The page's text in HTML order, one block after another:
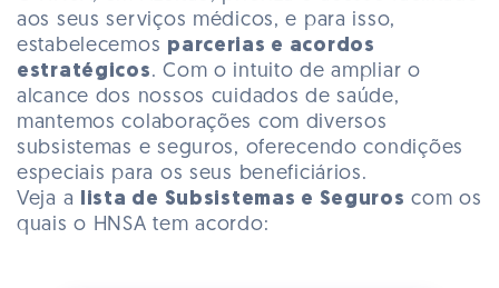
aos seus serviços médicos, e para isso,
estabelecemos parcerias e acordos
estratégicos. Com o intuito de ampliar o
alcance dos nossos cuidados de saúde,
mantemos colaborações com diversos
subsistemas e seguros, oferecendo condições
especiais para os seus beneficiários.
Veja a
lista de Subsistemas e Seguros com os
quais o HNSA tem acordo: